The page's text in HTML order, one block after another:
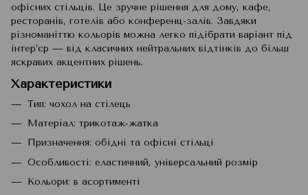
офісних стільців. Це зручне рішення для дому, кафе,
ресторанів, готелів або конференц-залів. Завдяки
різноманіттю кольорів можна легко підібрати варіант під
інтер’єр — від класичних нейтральних відтінків до більш
яскравих акцентних рішень.
Характеристики
Тип: чохол на стілець
Матеріал: трикотаж-жатка
Призначення: обідні та офісні стільці
Особливості: еластичний, універсальний розмір
Кольори: в асортименті